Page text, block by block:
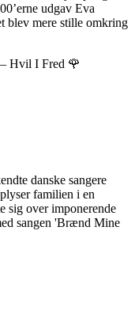
udgav Eva
blev mere stille omkring
Hvil I Fred 🌹
danske sangere
familien i en
sig over imponerende
sangen 'Brænd Mine